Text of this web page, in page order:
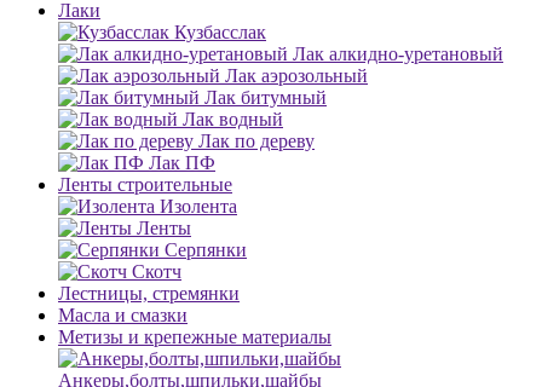
Лаки
Кузбасслак
Лак алкидно-уретановый
Лак аэрозольный
Лак битумный
Лак водный
Лак по дереву
Лак ПФ
Ленты строительные
Изолента
Ленты
Серпянки
Скотч
Лестницы, стремянки
Масла и смазки
Метизы и крепежные материалы
Анкеры,болты,шпильки,шайбы